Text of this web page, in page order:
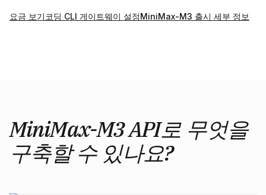
요금 보기 코딩 CLI 게이트웨이 설정MiniMax-M3 출시 세부 정보
MiniMax-M3 API로 무엇을
구축할 수 있나요?